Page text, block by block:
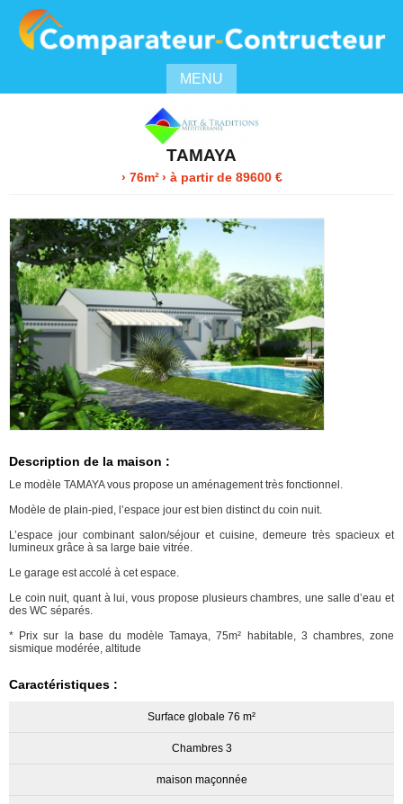
MENU
TAMAYA
› 76m² › à partir de 89600€
Description de la maison :
Le modèle TAMAYA vous propose un aménagement très fonctionnel.
Modèle de plain-pied, l’espace jour est bien distinct du coin nuit.
L’espace jour combinant salon/séjour et cuisine, demeure très spacieux et
lumineux grâce à sa large baie vitrée.
Le garage est accolé à cet espace.
Le coin nuit, quant à lui, vous propose plusieurs chambres, une salle d’eau et
des WC séparés.
* Prix sur la base du modèle Tamaya, 75m² habitable, 3 chambres, zone
sismique modérée, altitude
Caractéristiques :
Surface globale 76 m²
Chambres 3
maison maçonnée